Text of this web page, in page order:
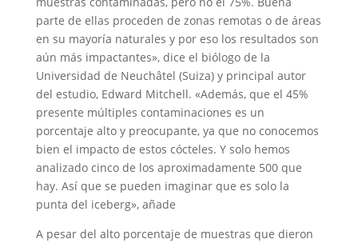
parte de ellas proceden de zonas remotas o de áreas
en su mayoría naturales y por eso los resultados son
aún más impactantes», dice el biólogo de la
Universidad de Neuchâtel (Suiza) y principal autor
del estudio, Edward Mitchell. «Además, que el 45%
presente múltiples contaminaciones es un
porcentaje alto y preocupante, ya que no conocemos
bien el impacto de estos cócteles. Y solo hemos
analizado cinco de los aproximadamente 500 que
hay. Así que se pueden imaginar que es solo la
punta del iceberg», añade
A pesar del alto porcentaje de muestras que dieron